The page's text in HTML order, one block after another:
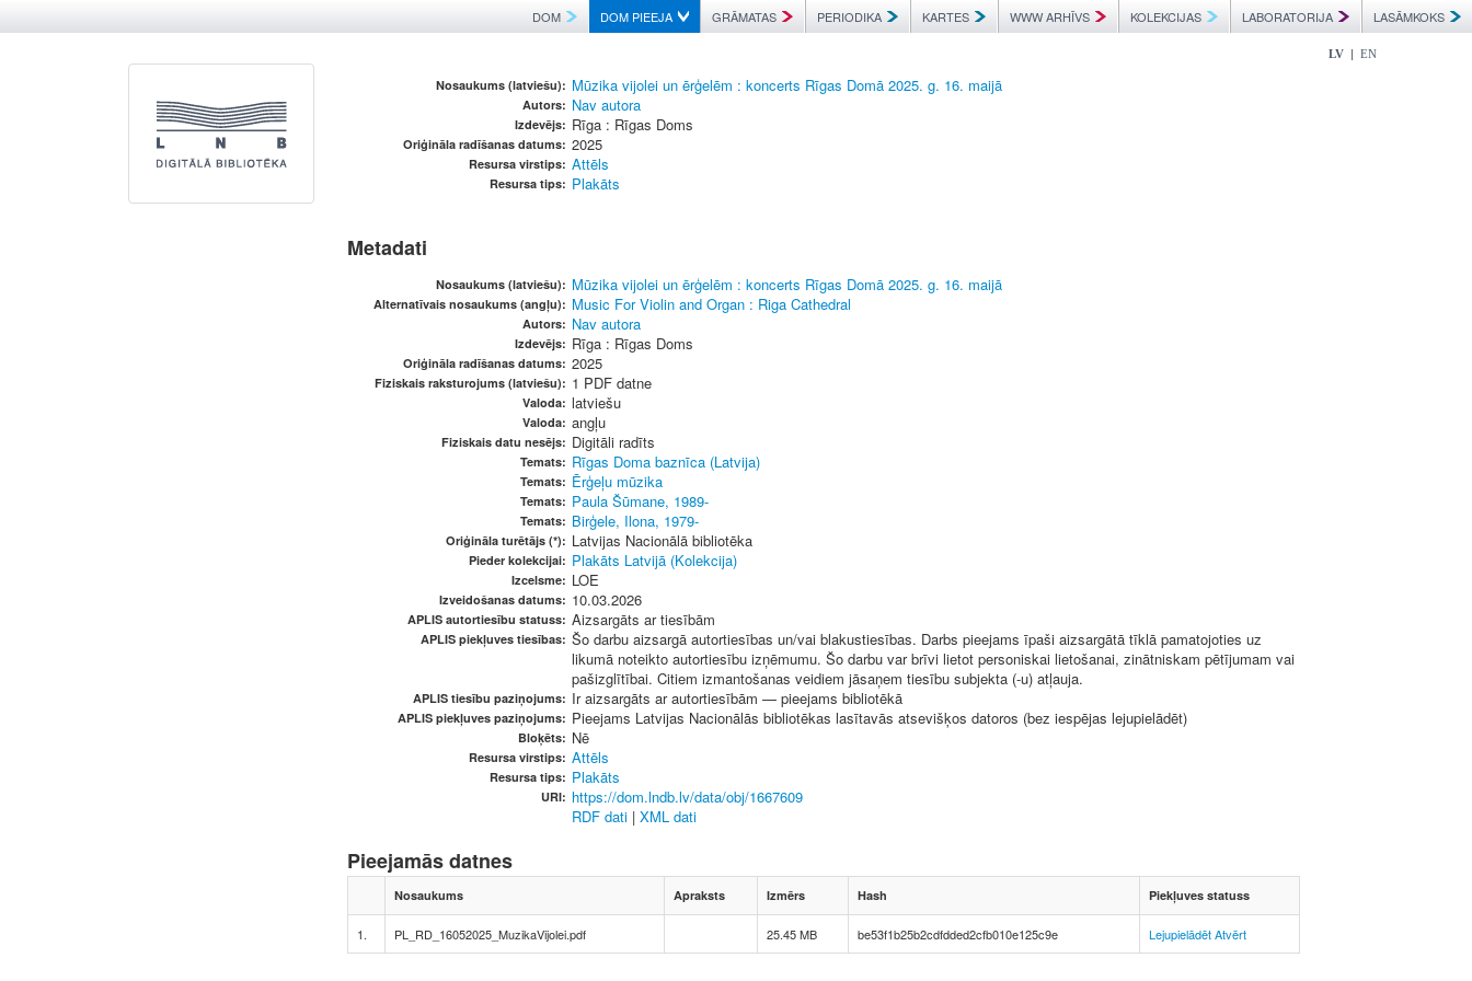
DOM DOM PIEEJA GRĀMATAS PERIODIKA KARTES WWW ARHĪVS KOLEKCIJAS LABORATORIJA LASĀMKOKS
LV | EN
Nosaukums (latviešu): Mūzika vijolei un ērģelēm : koncerts Rīgas Domā 2025. g. 16. maijā
Autors: Nav autora
Izdevējs: Rīga : Rīgas Doms
Oriģināla radīšanas datums: 2025
Resursa virstips: Attēls
Resursa tips: Plakāts
Metadati
Nosaukums (latviešu): Mūzika vijolei un ērģelēm : koncerts Rīgas Domā 2025. g. 16. maijā
Alternatīvais nosaukums (angļu): Music For Violin and Organ : Riga Cathedral
Autors: Nav autora
Izdevējs: Rīga : Rīgas Doms
Oriģināla radīšanas datums: 2025
Fiziskais raksturojums (latviešu): 1 PDF datne
Valoda: latviešu
Valoda: angļu
Fiziskais datu nesējs: Digitāli radīts
Temats: Rīgas Doma baznīca (Latvija)
Temats: Ērģeļu mūzika
Temats: Paula Šūmane, 1989-
Temats: Birģele, Ilona, 1979-
Oriģināla turētājs (*): Latvijas Nacionālā bibliotēka
Pieder kolekcijai: Plakāts Latvijā (Kolekcija)
Izcelsme: LOE
Izveidošanas datums: 10.03.2026
APLIS autortiesību statuss: Aizsargāts ar tiesībām
APLIS piekļuves tiesības: Šo darbu aizsargā autortiesības un/vai blakustiesības. Darbs pieejams īpaši aizsargātā tīklā pamatojoties uz
likumā noteikto autortiesību izņēmumu. Šo darbu var brīvi lietot personiskai lietošanai, zinātniskam pētījumam vai
pašizglītībai. Citiem izmantošanas veidiem jāsaņem tiesību subjekta (-u) atļauja.
APLIS tiesību paziņojums: Ir aizsargāts ar autortiesībām — pieejams bibliotēkā
APLIS piekļuves paziņojums: Pieejams Latvijas Nacionālās bibliotēkas lasītavās atsevišķos datoros (bez iespējas lejupielādēt)
Bloķēts: Nē
Resursa virstips: Attēls
Resursa tips: Plakāts
URI: https://dom.lndb.lv/data/obj/1667609
RDF dati | XML dati
Pieejamās datnes
Nosaukums Apraksts Izmērs Hash Piekļuves statuss
1. PL_RD_16052025_MuzikaVijolei.pdf 25.45 MB be53f1b25b2cdfdded2cfb010e125c9e LejupielādētAtvērt